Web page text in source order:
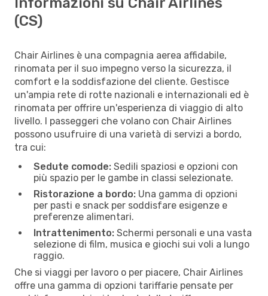
(CS)
Chair Airlines è una compagnia aerea affidabile,
rinomata per il suo impegno verso la sicurezza, il
comfort e la soddisfazione del cliente. Gestisce
un'ampia rete di rotte nazionali e internazionali ed è
rinomata per offrire un'esperienza di viaggio di alto
livello. I passeggeri che volano con Chair Airlines
possono usufruire di una varietà di servizi a bordo,
tra cui:
Sedute comode: Sedili spaziosi e opzioni con
più spazio per le gambe in classi selezionate.
Ristorazione a bordo: Una gamma di opzioni
per pasti e snack per soddisfare esigenze e
preferenze alimentari.
Intrattenimento: Schermi personali e una vasta
selezione di film, musica e giochi sui voli a lungo
raggio.
Che si viaggi per lavoro o per piacere, Chair Airlines
offre una gamma di opzioni tariffarie pensate per